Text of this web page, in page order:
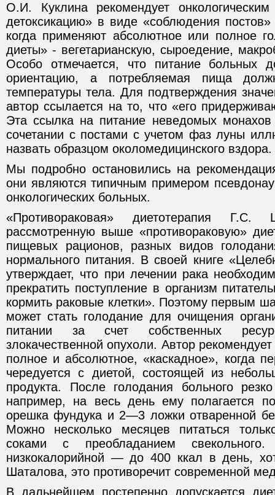
О.И. Куклина рекомендует
детоксикацию» в виде «соблюдения
когда применяют абсолютное или полное
диеты» - вегетарианскую, сыроедение,
Особо отмечается, что питание больных
ориентацию, а потребляемая пища
температуры тела. Для подтверждения
автор ссылается на то, что «его
Эта ссылка на питание неведомых
сочетании с постами с учетом фаз луны
назвать образцом околомедицинского вздора.
Мы подробно остановились на
они являются типичным примером
онкологических больных.
«Противораковая» диетотерапия Г.С.
рассмотренную выше «противораковую»
пищевых рационов, разных видов
нормального питания. В своей книге
утверждает, что при лечении рака
прекратить поступление в организм
кормить раковые клетки». Поэтому первым
может стать голодание для очищения
питании за счет собственных
злокачественной опухоли. Автор
полное и абсолютное, «каскадное», когда
чередуется с диетой, состоящей из
продукта. После голодания больного
например, на весь день ему полагается
орешка фундука и 2—3 ложки отваренной
Можно несколько месяцев питаться
соками с преобладанием
низкокалорийной — до 400 ккал в день,
Шаталова, это противоречит современной
В дальнейшем постепенно допускается